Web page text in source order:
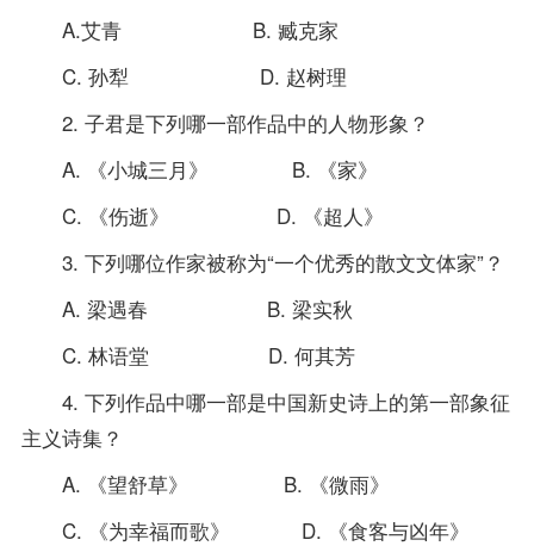
A.艾青 B. 臧克家
C. 孙犁 D. 赵树理
2. 子君是下列哪一部作品中的人物形象？
A. 《小城三月》 B. 《家》
C. 《伤逝》 D. 《超人》
3. 下列哪位作家被称为“一个优秀的散文文体家”？
A. 梁遇春 B. 梁实秋
C. 林语堂 D. 何其芳
4. 下列作品中哪一部是中国新史诗上的第一部象征
主义诗集？
A. 《望舒草》 B. 《微雨》
C. 《为幸福而歌》 D. 《食客与凶年》